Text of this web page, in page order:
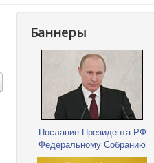
Баннеры
Послание Президента РФ
Федеральному Собранию